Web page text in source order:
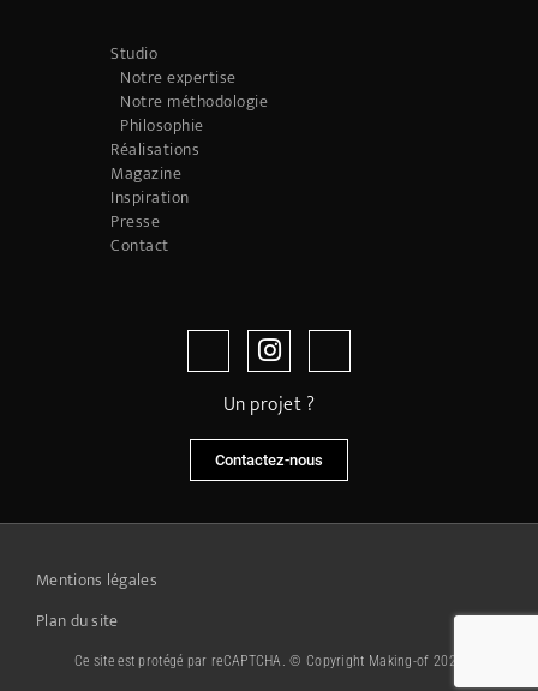
Studio
Notre expertise
Notre méthodologie
Philosophie
Réalisations
Magazine
Inspiration
Presse
Contact
Un projet ?
Contactez-nous
Mentions légales
Plan du site
Ce site est protégé par reCAPTCHA. © Copyright Making-of 2026